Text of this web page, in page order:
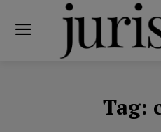
Tag: